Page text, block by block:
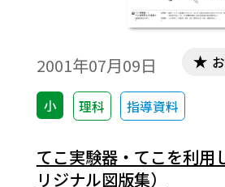
2001年07月09日
小 理科 指導資料
てこ実験器・てこを利用
リジナル図版集）